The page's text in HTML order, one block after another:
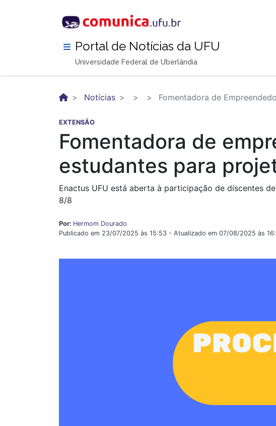
Portal de Notícias da UFU
Universidade Federal de Uberlândia
Notícias Fomentadora de
EXTENSÃO
Fomentadora de
estudantes para
Enactus UFU está aberta à participação de discentes
8/8
Por: Hermom Dourado
Publicado em 23/07/2025 às 15:53 - Atualizado em 07/08/2025 às